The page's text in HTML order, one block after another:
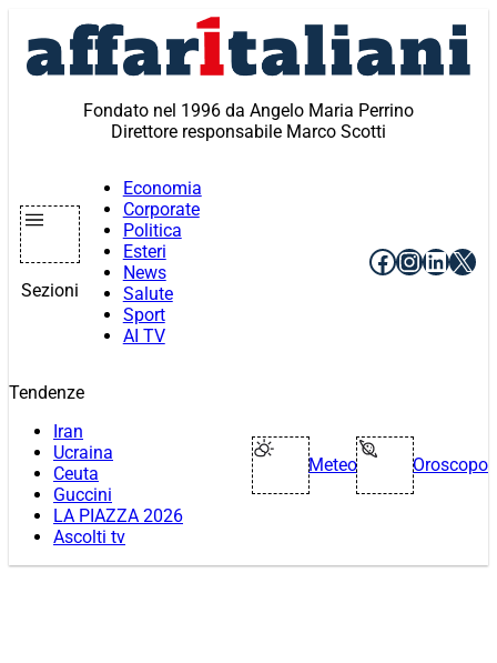
contenuto
Fondato nel 1996 da Angelo Maria Perrino
Direttore responsabile Marco Scotti
Sezioni
Economia
Corporate
Politica
Esteri
News
Salute
Sport
AI TV
Facebook
X
Tendenze
Iran
Ucraina
Ceuta
Guccini
LA PIAZZA 2026
Ascolti tv
Meteo Oroscopo